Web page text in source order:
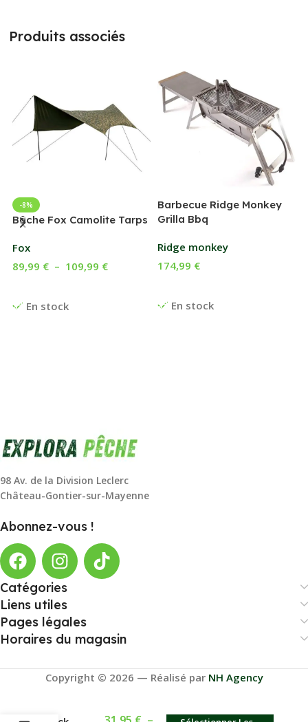
Produits associés
-8%
Bâche Fox Camolite Tarps
Fox
En stock
89,99 € – 109,99 €
Barbecue Ridge Monkey
Grilla Bbq
Ridge monkey
En stock
174,99 €
98 Av. de la Division Leclerc
Château-Gontier-sur-Mayenne
Abonnez-vous !
Catégories
Liens utiles
Pages légales
Horaires du magasin
Copyright © 2026 — Réalisé par NH Agency